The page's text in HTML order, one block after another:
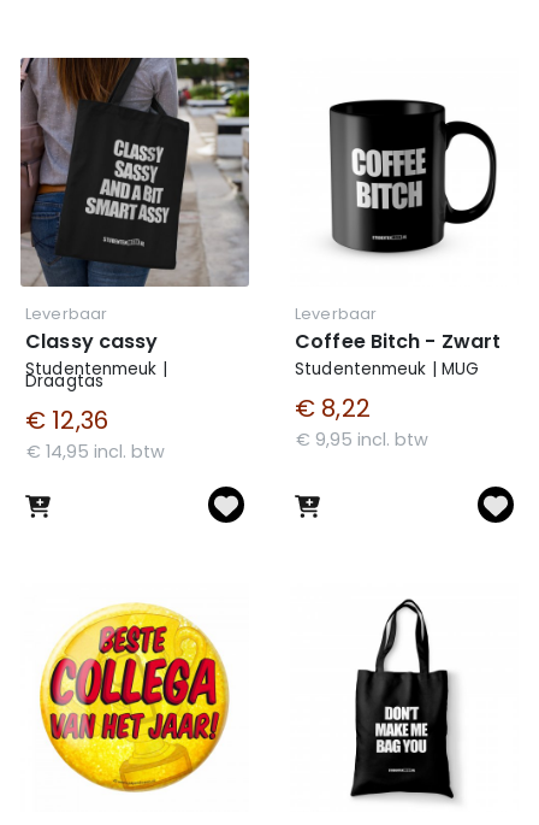
Leverbaar
Classy cassy
Studentenmeuk |
Draagtas
€ 12,36
€ 14,95 incl. btw
Leverbaar
Coffee Bitch - Zwart
Studentenmeuk | MUG
€ 8,22
€ 9,95 incl. btw